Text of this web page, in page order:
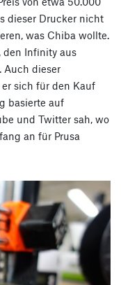
dieser Drucker nicht
was Chiba wollte.
den Infinity aus
Auch dieser
sich für den Kauf
basierte auf
und Twitter sah, wo
an für Prusa